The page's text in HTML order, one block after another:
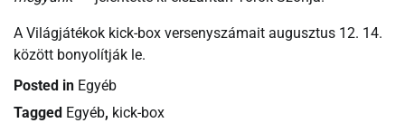
A Világjátékok kick-box versenyszámait augusztus 12. 14.
között bonyolítják le.
Posted in Egyéb
Tagged Egyéb, kick-box